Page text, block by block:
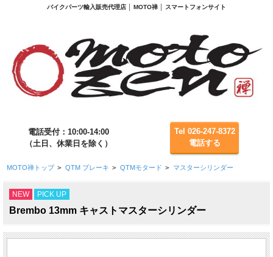
バイクパーツ輸入販売代理店 │ MOTO禅 │ スマートフォンサイト
電話受付：10:00-14:00
（土日、休業日を除く）
Tel 026-247-8372
電話する
MOTO禅トップ > QTM ブレーキ > QTMモタード > マスターシリンダー
NEW PICK UP
Brembo 13mm キャストマスターシリンダー